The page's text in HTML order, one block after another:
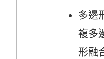
多邊
複多
形融